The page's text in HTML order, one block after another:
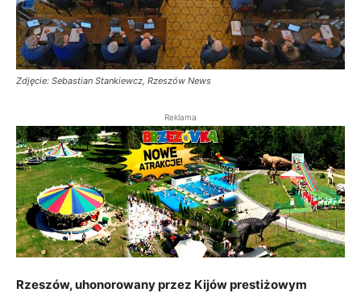
Zdjęcie: Sebastian Stankiewcz, Rzeszów News
Reklama
Rzeszów, uhonorowany przez Kijów prestiżowym